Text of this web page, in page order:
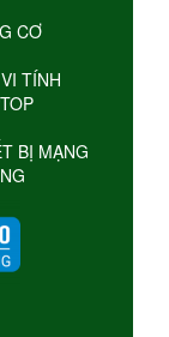
CƠ
TÍNH
BỊ MẠNG